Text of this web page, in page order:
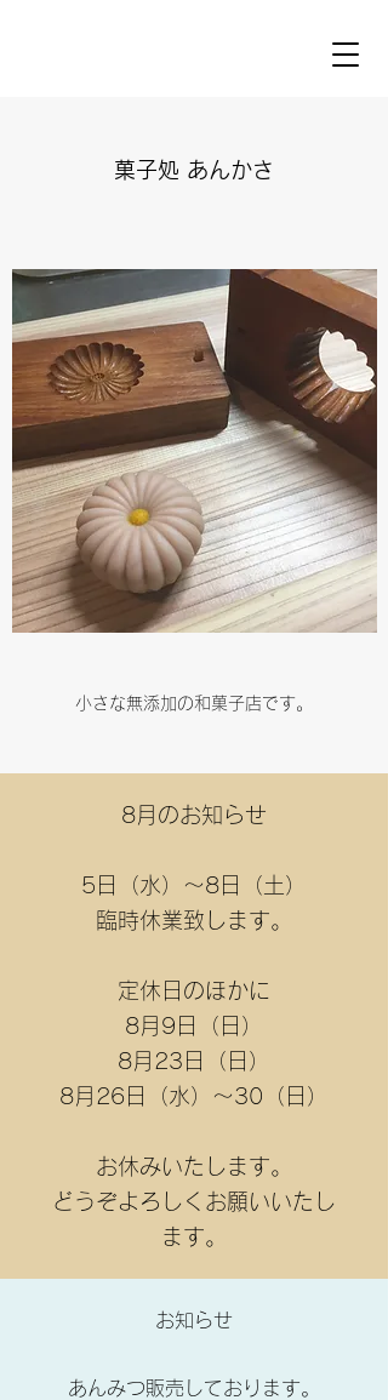
菓子処 あんかさ​
小さな無添加の和菓子店です。
8月のお知らせ
5日（水）～8日（土）
​臨時休業致します。
定休日のほかに
8月9日（日）
8月23日（日）
8月26日（水）～30（日）
お休みいたします。
どうぞよろしくお願いいたし
ます。
お知らせ
​あんみつ販売しております。